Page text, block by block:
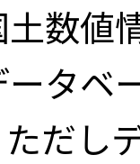
数値
ータ
だし